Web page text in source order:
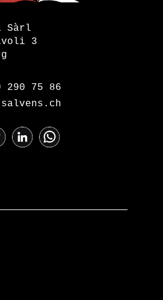
Sàrl
3
290 75 86